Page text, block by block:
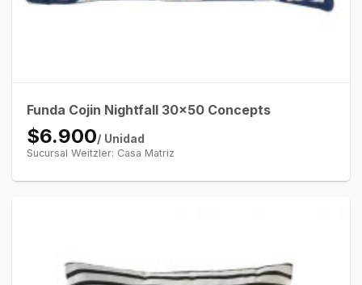
Funda Cojin Nightfall 30×50 Concepts
$6.900/ Unidad
Sucursal Weitzler: Casa Matriz